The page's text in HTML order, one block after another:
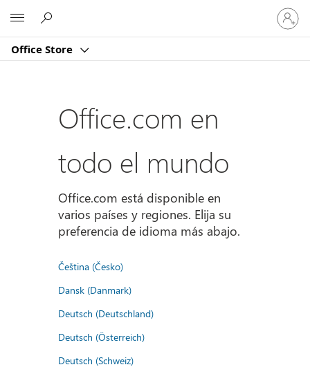
Office Store
Iniciar
sesión
en
cuenta
Office.com en
todo el mundo
Office.com está disponible en
varios países y regiones. Elija su
preferencia de idioma más abajo.
Čeština (Česko)
Dansk (Danmark)
Deutsch (Deutschland)
Deutsch (Österreich)
Deutsch (Schweiz)